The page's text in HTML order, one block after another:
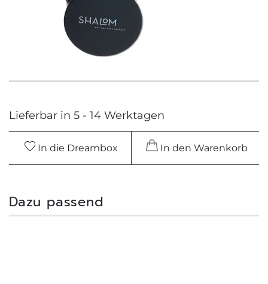
Lieferbar in 5 - 14 Werktagen
In die Dreambox In den Warenkorb
Dazu passend